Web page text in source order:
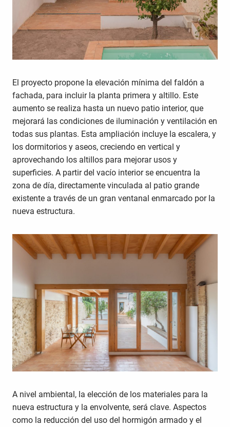
El proyecto propone la elevación mínima del faldón a
fachada, para incluir la planta primera y altillo. Este
aumento se realiza hasta un nuevo patio interior, que
mejorará las condiciones de iluminación y ventilación en
todas sus plantas. Esta ampliación incluye la escalera, y
los dormitorios y aseos, creciendo en vertical y
aprovechando los altillos para mejorar usos y
superficies. A partir del vacío interior se encuentra la
zona de día, directamente vinculada al patio grande
existente a través de un gran ventanal enmarcado por la
nueva estructura.
A nivel ambiental, la elección de los materiales para la
nueva estructura y la envolvente, será clave. Aspectos
como la reducción del uso del hormigón armado y el